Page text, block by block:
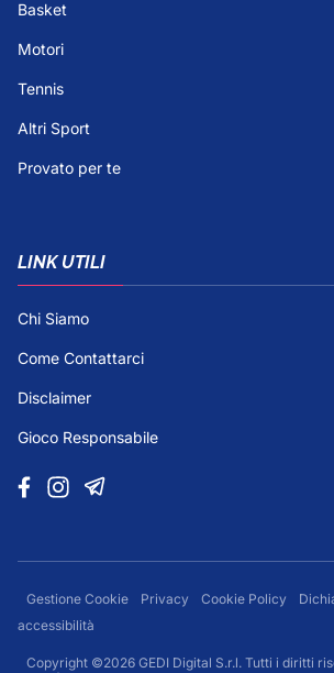
Basket
Motori
Tennis
Altri Sport
Provato per te
LINK UTILI
Chi Siamo
Come Contattarci
Disclaimer
Gioco Responsabile
Gestione Cookie Privacy Cookie Policy
accessibilità
Copyright ©2026 GEDI Digital S.r.l. Tutti i diritti